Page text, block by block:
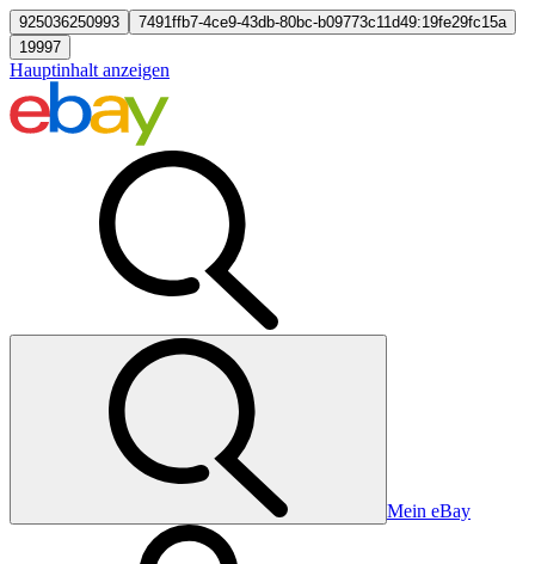
925036250993
7491ffb7-4ce9-43db-80bc-b09773c11d49:19fe29fc15a
19997
Hauptinhalt anzeigen
Mein eBay